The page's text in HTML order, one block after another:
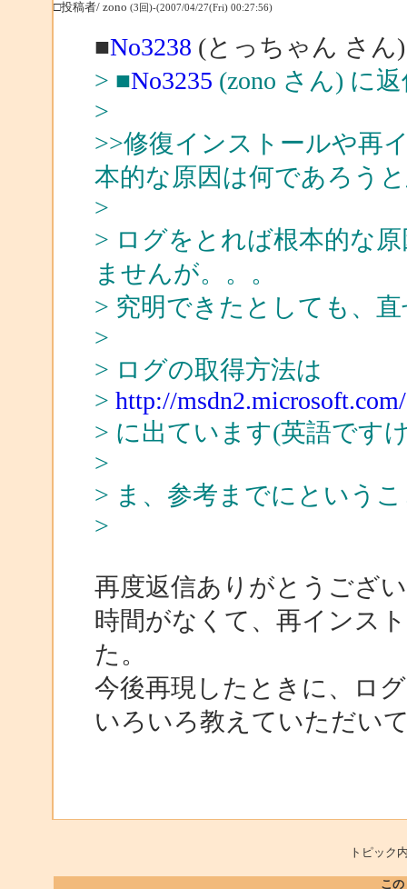
□投稿者/ zono (3回)-(2007/04/27(Fri) 00:27:56)
■No3238 (とっちゃん さん
> ■No3235 (zono さん) に
>
>>修復インストールや再
本的な原因は何であろう
>
> ログをとれば根本的な
ませんが。。。
> 究明できたとしても、
>
> ログの取得方法は
> http://
> に出ています(英語です
>
> ま、参考までにという
>
再度返信ありがとうござ
時間がなくて、再インス
た。
今後再現したときに、ロ
いろいろ教えていただい
トピッ
こ